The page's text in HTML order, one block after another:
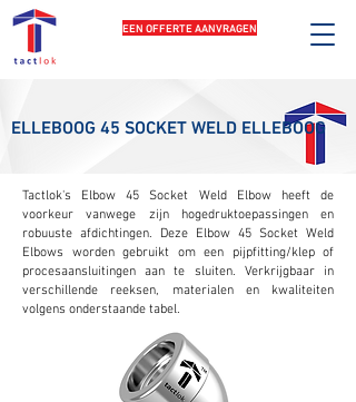
EEN OFFERTE AANVRAGEN
ELLEBOOG 45 SOCKET WELD ELLEBOOG
Tactlok's Elbow 45 Socket Weld Elbow heeft de
voorkeur vanwege zijn hogedruktoepassingen en
robuuste afdichtingen. Deze Elbow 45 Socket Weld
Elbows worden gebruikt om een pijpfitting/klep of
procesaansluitingen aan te sluiten. Verkrijgbaar in
verschillende reeksen, materialen en kwaliteiten
volgens onderstaande tabel.